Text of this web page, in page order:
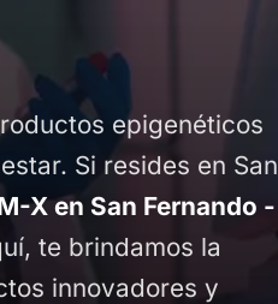
epigenéticos
Si resides en San
X en San Fernando -
te brindamos la
innovadores y